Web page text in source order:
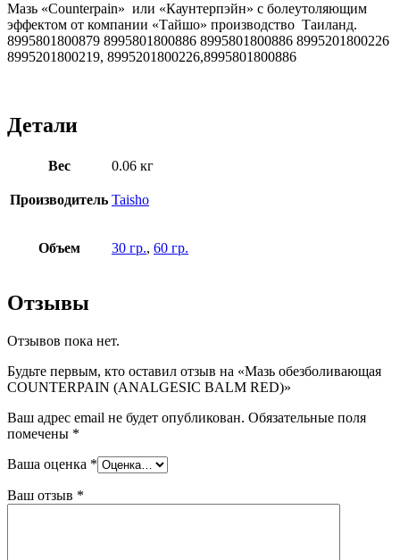
Мазь «Counterpain» или «Каунтерпэйн» с болеутоляющим
эффектом от компании «Тайшо» производство Таиланд.
8995801800879 8995801800886 8995801800886 8995201800226
8995201800219, 8995201800226,8995801800886
Детали
Вес 0.06 кг
Производитель Taisho
Объем 30 гр., 60 гр.
Отзывы
Отзывов пока нет.
Будьте первым, кто оставил отзыв на «Мазь обезболивающая
COUNTERPAIN (ANALGESIC BALM RED)»
Ваш адрес email не будет опубликован. Обязательные поля
помечены *
Ваша оценка *
Ваш отзыв *